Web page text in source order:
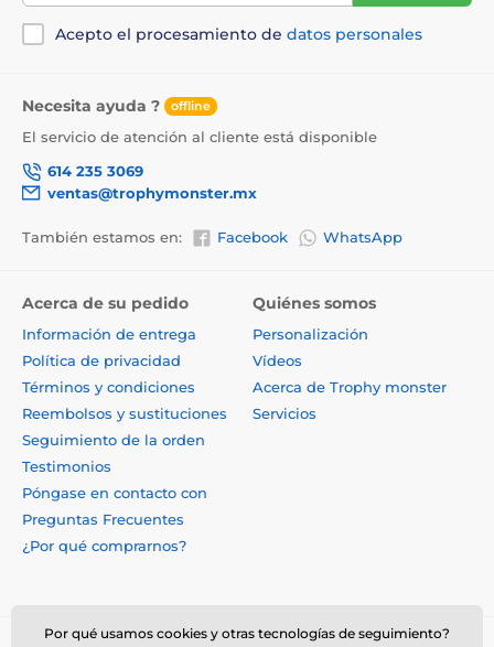
Acepto el procesamiento de datos personales
Necesita ayuda ? offline
El servicio de atención al cliente está disponible
614 235 3069
ventas@trophymonster.mx
También estamos en: Facebook WhatsApp
Acerca de su pedido
Información de entrega
Política de privacidad
Términos y condiciones
Reembolsos y sustituciones
Seguimiento de la orden
Testimonios
Póngase en contacto con
Preguntas Frecuentes
¿Por qué comprarnos?
Quiénes somos
Personalización
Vídeos
Acerca de Trophy monster
Servicios
Por qué usamos cookies y otras tecnologías de seguimiento?